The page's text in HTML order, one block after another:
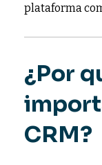
plataforma
¿Por
CRM?